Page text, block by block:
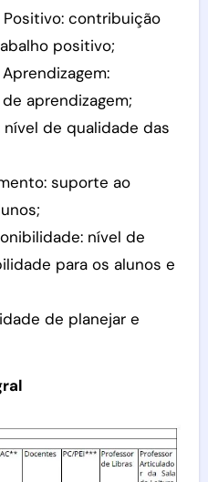
contribuição
positivo;
aprendizagem;
de qualidade das
suporte ao
nível de
para os alunos e
de planejar e